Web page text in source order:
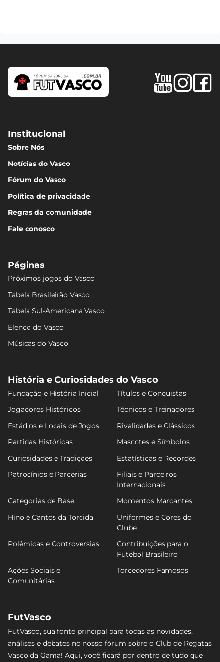
Institucional
Sobre Nós
Notícias do Vasco
Fórum do Vasco
Política de privacidade
Regras da comunidade
Fale conosco
Páginas
Próximos jogos do Vasco
Tabela Brasileirão Vasco
Tabela Sul-Americana Vasco
Elenco do Vasco
Músicas do Vasco
História e Curiosidades do Vasco
Fundação e História Inicial
Títulos e Conquistas
Jogadores Históricos
Técnicos e Treinadores
Estádios e Locais de Jogos
Rivalidades e Clássicos
Partidas Históricas
Mascotes e Símbolos
Curiosidades e Tradições
Estatísticas e Recordes
Patrocínios e Parcerias
Filiais e Parceiros
Internacionais
Categorias de Base
Momentos Marcantes
Hino e Cantos da Torcida
Uniformes e Cores do
Clube
Polêmicas e Controvérsias
Contribuições para o
Futebol Brasileiro
Ações Sociais e
Comunitárias
Torcedores Famosos
FutVasco
FutVasco, sua fonte principal para todas as novidades,
análises e debates no nosso fórum sobre o Club de Regatas
Vasco da Gama! Aqui, você ficará por dentro de tudo que